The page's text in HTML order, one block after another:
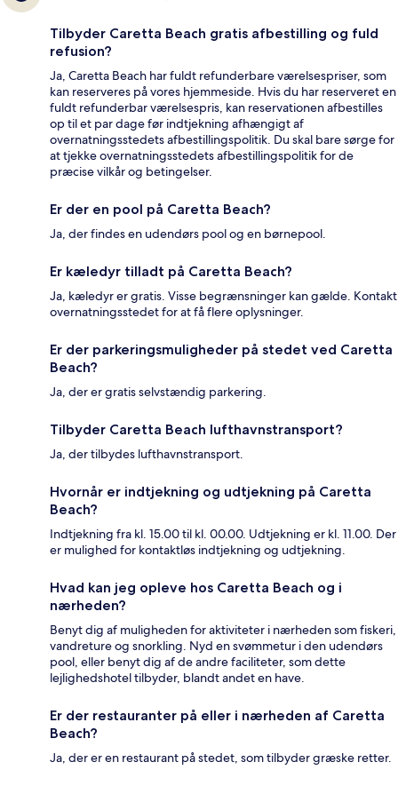
Tilbyder Caretta Beach gratis afbestilling og fuld
refusion?
Ja, Caretta Beach har fuldt refunderbare værelsespriser, som
kan reserveres på vores hjemmeside. Hvis du har reserveret en
fuldt refunderbar værelsespris, kan reservationen afbestilles
op til et par dage før indtjekning afhængigt af
overnatningsstedets afbestillingspolitik. Du skal bare sørge for
at tjekke overnatningsstedets afbestillingspolitik for de
præcise vilkår og betingelser.
Er der en pool på Caretta Beach?
Ja, der findes en udendørs pool og en børnepool.
Er kæledyr tilladt på Caretta Beach?
Ja, kæledyr er gratis. Visse begrænsninger kan gælde. Kontakt
overnatningsstedet for at få flere oplysninger.
Er der parkeringsmuligheder på stedet ved Caretta
Beach?
Ja, der er gratis selvstændig parkering.
Tilbyder Caretta Beach lufthavnstransport?
Ja, der tilbydes lufthavnstransport.
Hvornår er indtjekning og udtjekning på Caretta
Beach?
Indtjekning fra kl. 15.00 til kl. 00.00. Udtjekning er kl. 11.00. Der
er mulighed for kontaktløs indtjekning og udtjekning.
Hvad kan jeg opleve hos Caretta Beach og i
nærheden?
Benyt dig af muligheden for aktiviteter i nærheden som fiskeri,
vandreture og snorkling. Nyd en svømmetur i den udendørs
pool, eller benyt dig af de andre faciliteter, som dette
lejlighedshotel tilbyder, blandt andet en have.
Er der restauranter på eller i nærheden af Caretta
Beach?
Ja, der er en restaurant på stedet, som tilbyder græske retter.